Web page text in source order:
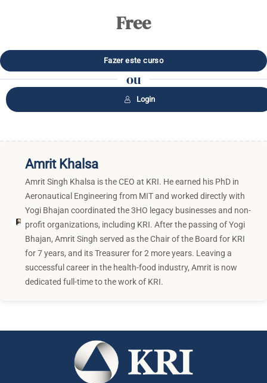
Free
ou
Login
Amrit Khalsa
Amrit Singh Khalsa is the CEO at KRI. He earned his PhD in
Aeronautical Engineering from MIT and worked directly with
Yogi Bhajan coordinated the 3HO legacy businesses and non-
profit organizations, including KRI. After the passing of Yogi
Bhajan, Amrit Singh served as the Chair of the Board for KRI
for 7 years, and its Treasurer for 2 more years. Leaving a
successful career in the health-food industry, Amrit is now
dedicated full-time to the work of KRI.